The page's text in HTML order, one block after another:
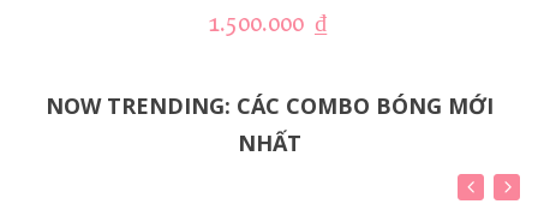
1.500.000 ₫
NOW TRENDING: CÁC COMBO BÓNG MỚI
NHẤT